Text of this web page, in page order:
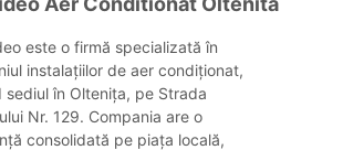
este o firmă specializată în
instalațiilor de aer condiționat,
sediul în Oltenița, pe Strada
Nr. 129. Compania are o
consolidată pe piața locală,